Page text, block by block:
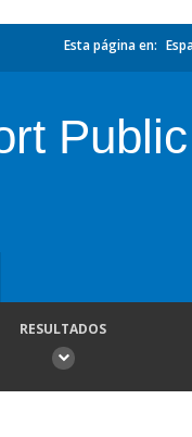
Esta página en:
RESULTADOS